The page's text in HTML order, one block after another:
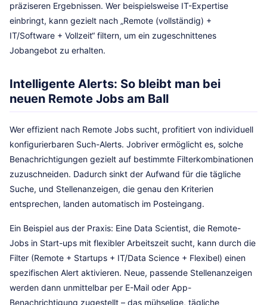
präziseren Ergebnissen. Wer beispielsweise IT-Expertise
einbringt, kann gezielt nach „Remote (vollständig) +
IT/Software + Vollzeit“ filtern, um ein zugeschnittenes
Jobangebot zu erhalten.
Intelligente Alerts: So bleibt man bei
neuen Remote Jobs am Ball
Wer effizient nach Remote Jobs sucht, profitiert von individuell
konfigurierbaren Such-Alerts. Jobriver ermöglicht es, solche
Benachrichtigungen gezielt auf bestimmte Filterkombinationen
zuzuschneiden. Dadurch sinkt der Aufwand für die tägliche
Suche, und Stellenanzeigen, die genau den Kriterien
entsprechen, landen automatisch im Posteingang.
Ein Beispiel aus der Praxis: Eine Data Scientist, die Remote-
Jobs in Start-ups mit flexibler Arbeitszeit sucht, kann durch die
Filter (Remote + Startups + IT/Data Science + Flexibel) einen
spezifischen Alert aktivieren. Neue, passende Stellenanzeigen
werden dann unmittelbar per E-Mail oder App-
Benachrichtigung zugestellt – das mühselige, tägliche